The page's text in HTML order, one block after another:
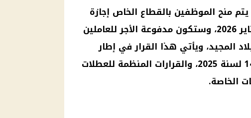
يتم منح الموظفين بالقطاع الخاص إجازة
2026
، وستكون مدفوعة الأجر للعاملين
المجيد، ويأتي هذا القرار في إطار
رقم 14 لسنة 2025، والقرارات المنظمة للعطلات
الخاصة.